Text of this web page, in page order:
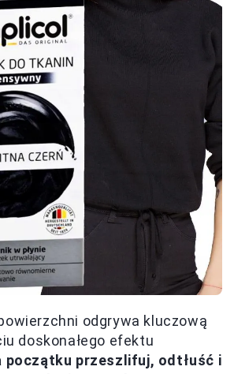
odgrywa kluczową
doskonałego efektu
początku przeszlifuj, odtłuść i